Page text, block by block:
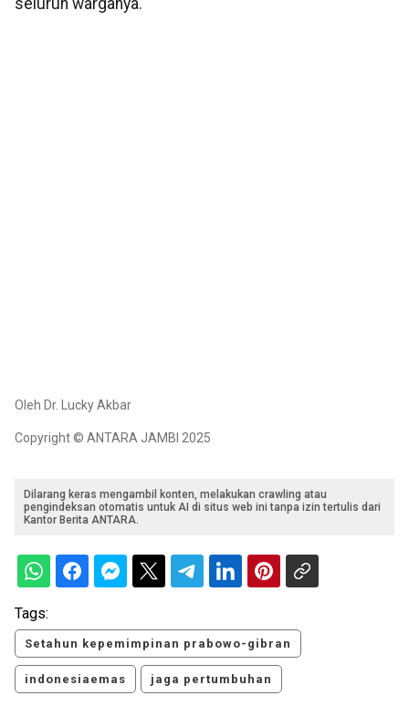
seluruh warganya.
Oleh Dr. Lucky Akbar
Copyright © ANTARA JAMBI 2025
Dilarang keras mengambil konten, melakukan crawling atau
pengindeksan otomatis untuk AI di situs web ini tanpa izin tertulis dari
Kantor Berita ANTARA.
Tags:
Setahun kepemimpinan prabowo-gibran
indonesiaemas jaga pertumbuhan